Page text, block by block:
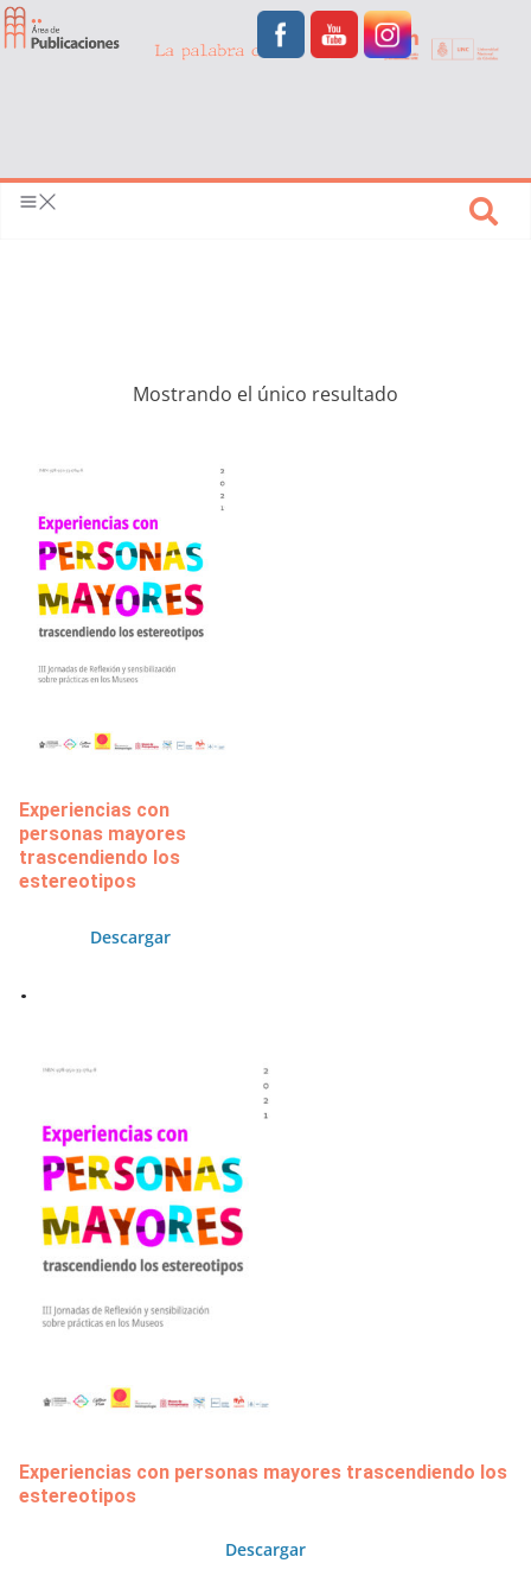
Mostrando el único resultado
Experiencias con
personas mayores
trascendiendo los
estereotipos
Descargar
.
Experiencias con personas mayores trascendiendo los
estereotipos
Descargar